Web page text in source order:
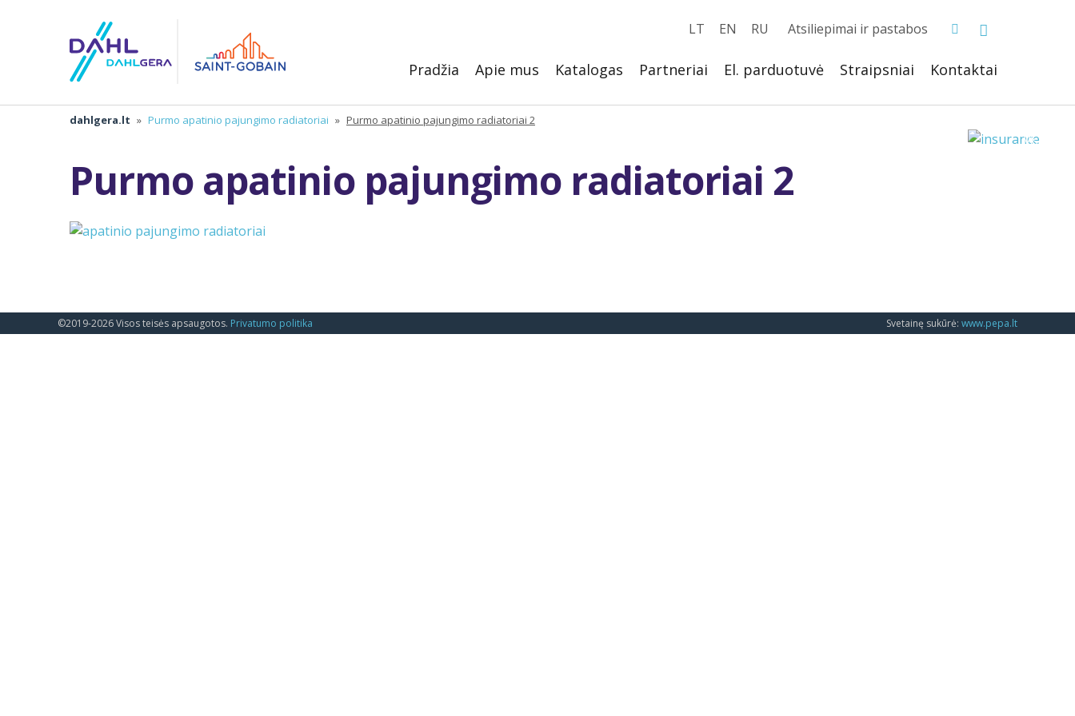
Atsiliepimai ir pastabos
LT EN RU
Pradžia Apie mus Katalogas Partneriai El. parduotuvė Straipsniai Kontaktai
dahlgera.lt » Purmo apatinio pajungimo radiatoriai » Purmo apatinio pajungimo radiatoriai 2
Purmo apatinio pajungimo radiatoriai 2
©2019-2026 Visos teisės apsaugotos. Privatumo politika Svetainę sukūrė: www.pepa.lt